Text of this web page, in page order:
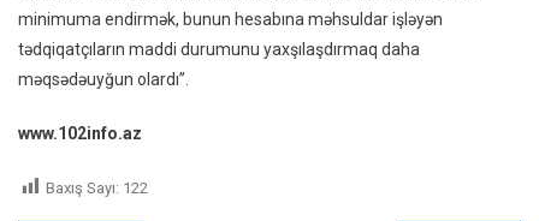
minimuma endirmək, bunun hesabına məhsuldar işləyən
tədqiqatçıların maddi durumunu yaxşılaşdırmaq daha
məqsədəuyğun olardı”.
www.102info.az
Baxış Sayı: 122